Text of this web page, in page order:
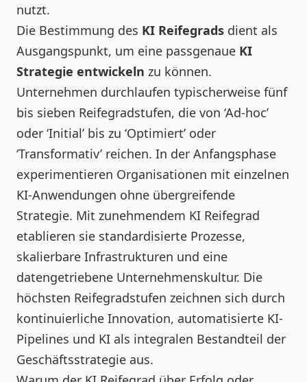
nutzt.
Die Bestimmung des KI Reifegrads dient als
Ausgangspunkt, um eine passgenaue KI
Strategie entwickeln zu können.
Unternehmen durchlaufen typischerweise fünf
bis sieben Reifegradstufen, die von ‘Ad-hoc’
oder ‘Initial’ bis zu ‘Optimiert’ oder
‘Transformativ’ reichen. In der Anfangsphase
experimentieren Organisationen mit einzelnen
KI-Anwendungen ohne übergreifende
Strategie. Mit zunehmendem KI Reifegrad
etablieren sie standardisierte Prozesse,
skalierbare Infrastrukturen und eine
datengetriebene Unternehmenskultur. Die
höchsten Reifegradstufen zeichnen sich durch
kontinuierliche Innovation, automatisierte KI-
Pipelines und KI als integralen Bestandteil der
Geschäftsstrategie aus.